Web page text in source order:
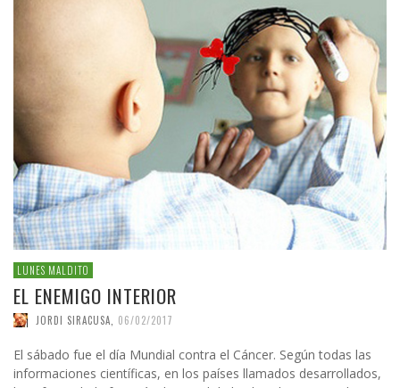
LUNES MALDITO
EL ENEMIGO INTERIOR
JORDI SIRACUSA 06/02/2017
El sábado fue el día Mundial contra el Cáncer. Según todas las
informaciones científicas, en los países llamados desarrollados,